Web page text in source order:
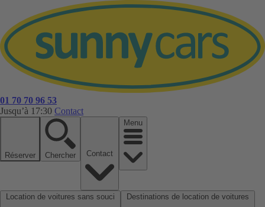
01 70 70 96 53
Jusqu’à 17:30 Contact
Réserver Chercher
Menu